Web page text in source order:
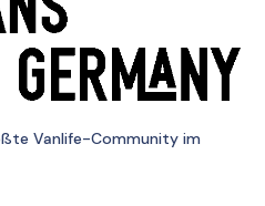
Vanlife-Community im